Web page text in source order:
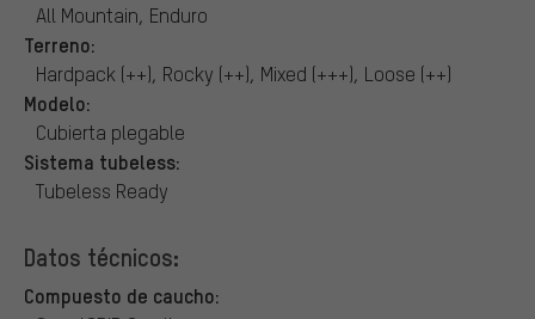
All Mountain, Enduro
Terreno:
Hardpack (++), Rocky (++), Mixed (+++), Loose (++)
Modelo:
Cubierta plegable
Sistema tubeless:
Tubeless Ready
Datos técnicos:
Compuesto de caucho: